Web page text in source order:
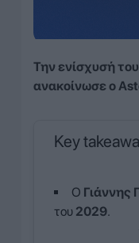
Την ενίσχυσή
ανακοίνωσε ο
Key
Ο Γιάννης
του 2029.